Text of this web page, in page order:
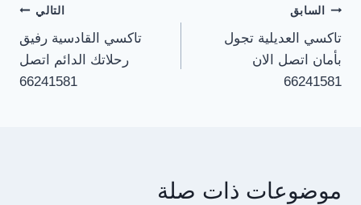
تصفّح
المقالات
السابق
تاكسي العديلية تجول
بأمان اتصل الان
66241581
التالي
تاكسي القادسية رفيق
رحلاتك الدائم اتصل
66241581
موضوعات ذات صلة